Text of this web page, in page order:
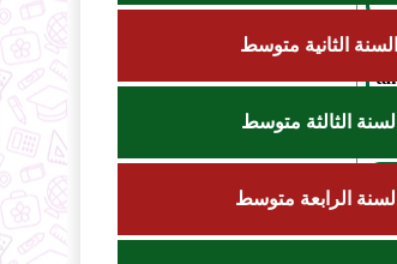
السنة الثانية متوسط
السنة الثالثة متوسط
السنة الرابعة متوسط